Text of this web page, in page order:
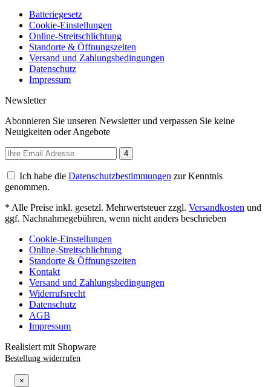
Batteriegesetz
Cookie-Einstellungen
Online-Streitschlichtung
Standorte & Öffnungszeiten
Versand und Zahlungsbedingungen
Datenschutz
Impressum
Newsletter
Abonnieren Sie unseren Newsletter und verpassen Sie keine
Neuigkeiten oder Angebote
4
Ich habe die Datenschutzbestimmungen zur Kenntnis
genommen.
* Alle Preise inkl. gesetzl. Mehrwertsteuer zzgl. Versandkosten und
ggf. Nachnahmegebühren, wenn nicht anders beschrieben
Cookie-Einstellungen
Online-Streitschlichtung
Standorte & Öffnungszeiten
Kontakt
Versand und Zahlungsbedingungen
Widerrufsrecht
Datenschutz
AGB
Impressum
Realisiert mit Shopware
Bestellung widerrufen
×